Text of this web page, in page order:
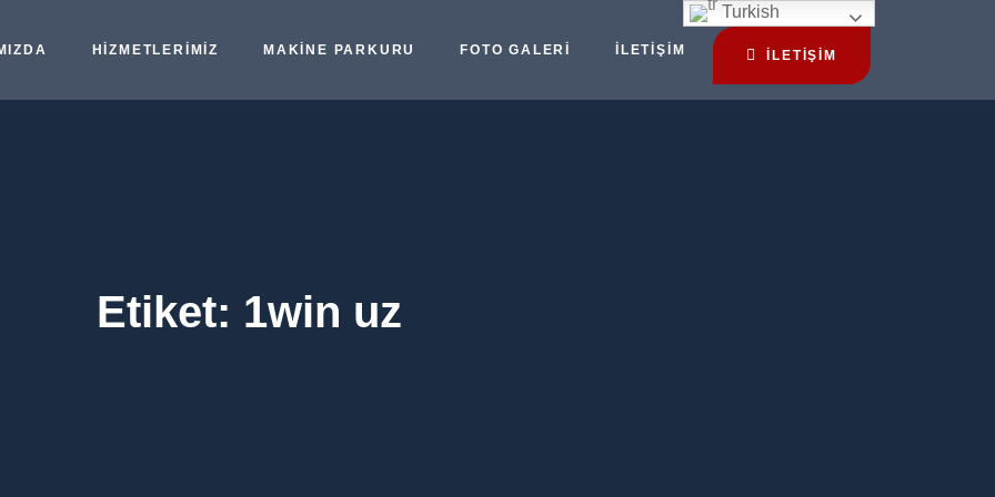
HIZMETLERIMIZ MAKINE PARKURU FOTO GALERI İLETIŞIM İLETİŞİM
Etiket: 1win uz
Turkish